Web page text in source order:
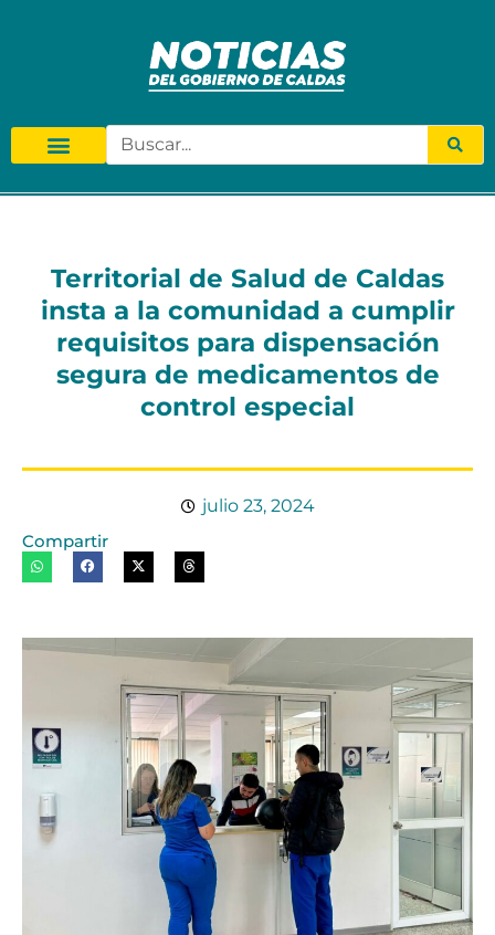
Territorial de Salud de Caldas
insta a la comunidad a cumplir
requisitos para dispensación
segura de medicamentos de
control especial
julio 23, 2024
Compartir